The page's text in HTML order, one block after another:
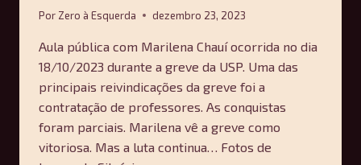
Por Zero à Esquerda dezembro 23, 2023
Aula pública com Marilena Chauí ocorrida no dia
18/10/2023 durante a greve da USP. Uma das
principais reivindicações da greve foi a
contratação de professores. As conquistas
foram parciais. Marilena vê a greve como
vitoriosa. Mas a luta continua… Fotos de